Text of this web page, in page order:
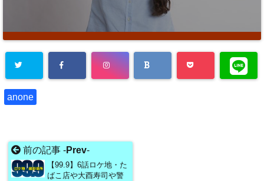
anone
前の記事 -Prev-
【99.9】6話ロケ地・た
ばこ店や大酉寿司や警